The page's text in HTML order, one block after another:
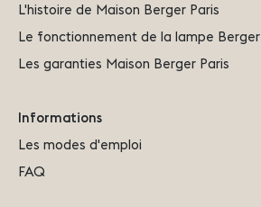
L'histoire de Maison Berger Paris
Le fonctionnement de la lampe Berger
Les garanties Maison Berger Paris
Informations
Les modes d'emploi
FAQ